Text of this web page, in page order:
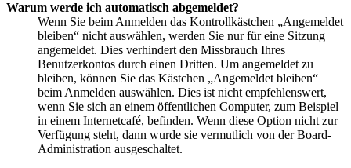
Warum werde ich automatisch abgemeldet?
Wenn Sie beim Anmelden das Kontrollkästchen „Angemeldet
bleiben“ nicht auswählen, werden Sie nur für eine Sitzung
angemeldet. Dies verhindert den Missbrauch Ihres
Benutzerkontos durch einen Dritten. Um angemeldet zu
bleiben, können Sie das Kästchen „Angemeldet bleiben“
beim Anmelden auswählen. Dies ist nicht empfehlenswert,
wenn Sie sich an einem öffentlichen Computer, zum Beispiel
in einem Internetcafé, befinden. Wenn diese Option nicht zur
Verfügung steht, dann wurde sie vermutlich von der Board-
Administration ausgeschaltet.